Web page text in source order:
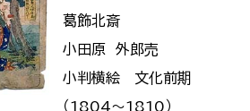
葛飾北斎
小田原 外郎売
小判横絵 文化前期
（1804〜1810）